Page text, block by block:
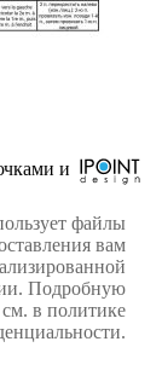
и
файлы
вам
Подробную
в политике